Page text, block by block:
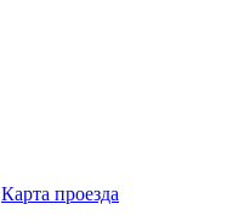
Карта проезда